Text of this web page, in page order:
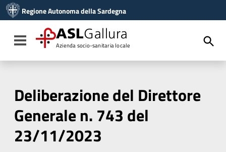
Vai al menu di navigazione
Vai al footer
Regione Autonoma della Sardegna
Toggle navigation
ASLGallura
Azienda socio-sanitaria locale
Deliberazione del Direttore
Generale n. 743 del
23/11/2023